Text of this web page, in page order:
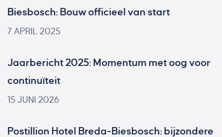
Biesbosch: Bouw officieel van start
7 APRIL 2025
Jaarbericht 2025: Momentum met oog voor
continuïteit
15 JUNI 2026
Postillion Hotel Breda-Biesbosch: bijzondere